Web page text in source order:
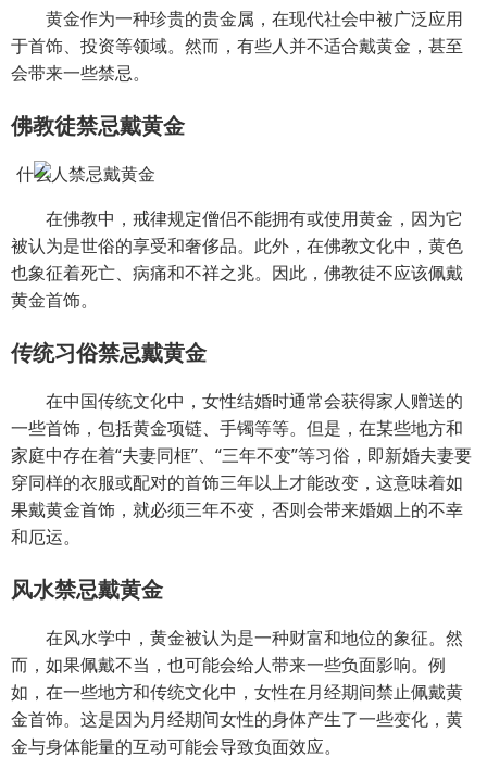
黄金作为一种珍贵的贵金属，在现代社会中被广泛应用
于首饰、投资等领域。然而，有些人并不适合戴黄金，甚至
会带来一些禁忌。
佛教徒禁忌戴黄金
在佛教中，戒律规定僧侣不能拥有或使用黄金，因为它
被认为是世俗的享受和奢侈品。此外，在佛教文化中，黄色
也象征着死亡、病痛和不祥之兆。因此，佛教徒不应该佩戴
黄金首饰。
传统习俗禁忌戴黄金
在中国传统文化中，女性结婚时通常会获得家人赠送的
一些首饰，包括黄金项链、手镯等等。但是，在某些地方和
家庭中存在着“夫妻同框”、“三年不变”等习俗，即新婚夫妻要
穿同样的衣服或配对的首饰三年以上才能改变，这意味着如
果戴黄金首饰，就必须三年不变，否则会带来婚姻上的不幸
和厄运。
风水禁忌戴黄金
在风水学中，黄金被认为是一种财富和地位的象征。然
而，如果佩戴不当，也可能会给人带来一些负面影响。例
如，在一些地方和传统文化中，女性在月经期间禁止佩戴黄
金首饰。这是因为月经期间女性的身体产生了一些变化，黄
金与身体能量的互动可能会导致负面效应。